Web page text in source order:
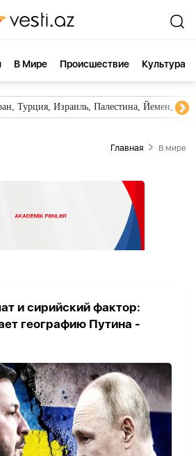
В Мире Происшествие Культура
Турция, Израиль, Палестина, Йемен,
Главная В мире
и сирийский фактор:
географию Путина -